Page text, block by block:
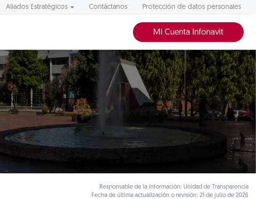
Aliados Estratégicos Contáctanos Protección de datos personales
Mi Cuenta Infonavit
Responsable de la información: Unidad de Transparencia
Fecha de última actualización o revisión: 21 de julio de 2026